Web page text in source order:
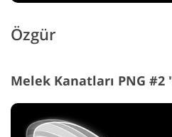
Özgür
Melek Kanatları PNG